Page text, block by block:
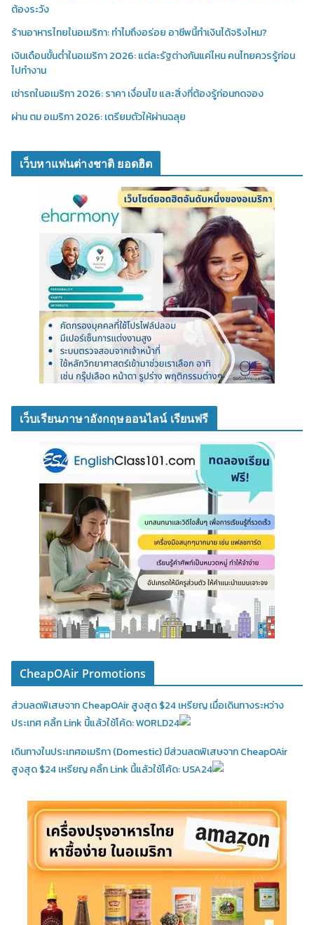
ต้องระวัง
ร้านอาหารไทยในอเมริกา: ทำไมถึงอร่อย อาชีพนี้ทำเงินได้จริงไหม?
เงินเดือนขั้นต่ำในอเมริกา 2026: แต่ละรัฐต่างกันแค่ไหน คนไทยควรรู้ก่อน
ไปทำงาน
เช่ารถในอเมริกา 2026: ราคา เงื่อนไข และสิ่งที่ต้องรู้ก่อนกดจอง
ผ่าน ตม อเมริกา 2026: เตรียมตัวให้ผ่านฉลุย
เว็บหาแฟนต่างชาติ ยอดฮิต
เว็บเรียนภาษาอังกฤษออนไลน์ เรียนฟรี
CheapOAir Promotions
ส่วนลดพิเสษจาก CheapOAir สูงสุด $24 เหรียญ เมื่อเดินทางระหว่าง
ประเทศ คลิ้ก Link นี้แล้วใช้โค้ด: WORLD24
เดินทางในประเทศอเมริกา (Domestic)มีส่วนลดพิเสษจาก CheapOAir
สูงสุด $24 เหรียญ คลิ้ก Link นี้แล้วใช้โค้ด: USA24